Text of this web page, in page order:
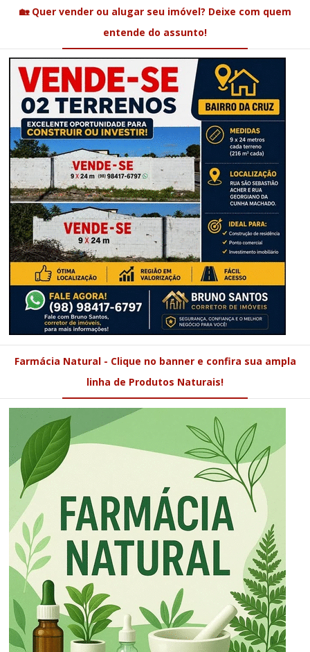
🏡 Quer vender ou alugar seu imóvel? Deixe com quem
entende do assunto!
Farmácia Natural - Clique no banner e confira sua ampla
linha de Produtos Naturais!